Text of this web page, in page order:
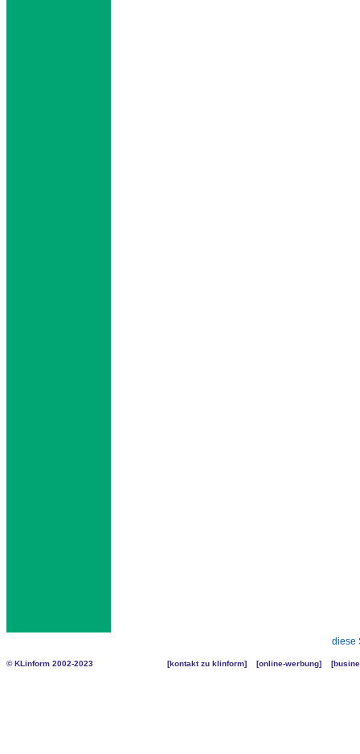
diese
© KLinform 2002-2023 [kontakt zu klinform] [online-werbung] [